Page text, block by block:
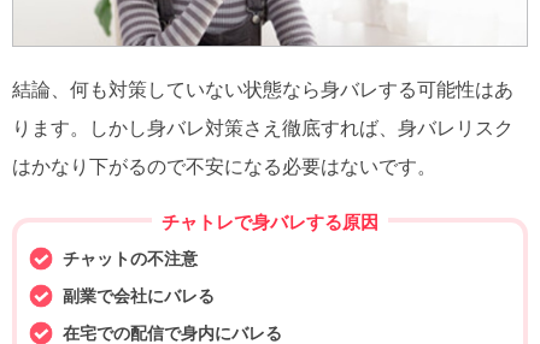
結論、何も対策していない状態なら身バレする可能性はあ
ります。しかし身バレ対策さえ徹底すれば、身バレリスク
はかなり下がるので不安になる必要はないです。
チャトレで身バレする原因
チャットの不注意
副業で会社にバレる
在宅での配信で身内にバレる